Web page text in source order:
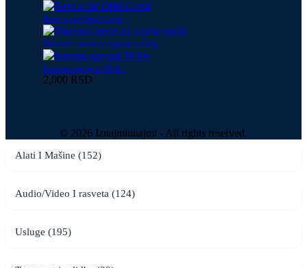
Rent a car Opel Corsa
Dnevni i mesecni najam vozila
Iznajmi agregat 30 kw
2,000 RSD
© 2026 Iznajmiunajmi - All rights reserved.
Alati I Mašine (152)
Audio/Video I rasveta (124)
Usluge (195)